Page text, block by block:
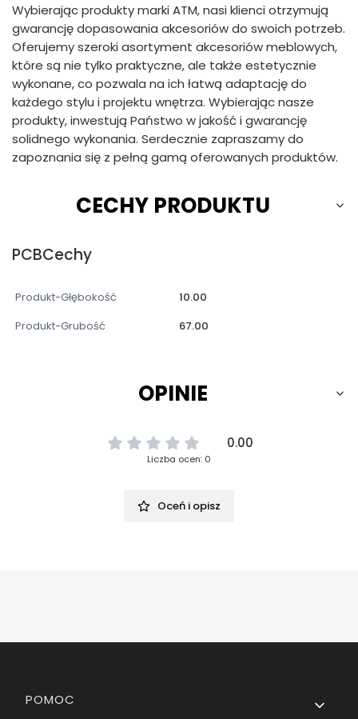
Wybierając produkty marki ATM, nasi klienci otrzymują
gwarancję dopasowania akcesoriów do swoich potrzeb.
Oferujemy szeroki asortyment akcesoriów meblowych,
które są nie tylko praktyczne, ale także estetycznie
wykonane, co pozwala na ich łatwą adaptację do
każdego stylu i projektu wnętrza. Wybierając nasze
produkty, inwestują Państwo w jakość i gwarancję
solidnego wykonania. Serdecznie zapraszamy do
zapoznania się z pełną gamą oferowanych produktów.
CECHY PRODUKTU
PCBCechy
Produkt-Głębokość
10.00
Produkt-Grubość
67.00
OPINIE
0.00
Liczba ocen: 0
Oceń i opisz
Linki w stopce
POMOC